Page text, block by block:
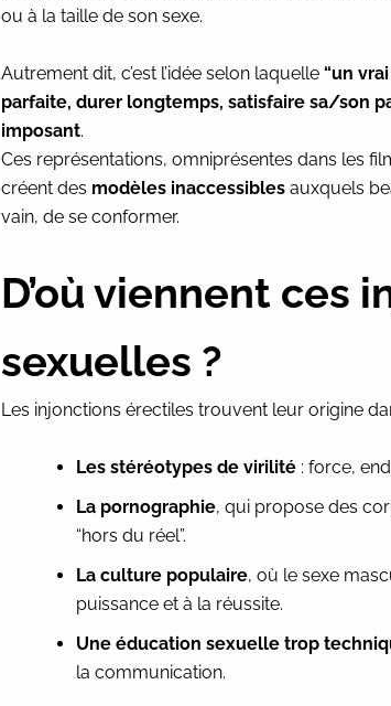
ou à la taille de son sexe.
Autrement dit, c’est l’idée selon laquelle “un
parfaite, durer longtemps, satisfaire sa/son
imposant.
Ces représentations, omniprésentes dans les
créent des modèles inaccessibles auxquels
vain, de se conformer.
D’où viennent ces
sexuelles ?
Les injonctions érectiles trouvent leur origine
Les stéréotypes de virilité : force,
La pornographie, qui propose des
“hors du réel”.
La culture populaire, où le sexe
puissance et à la réussite.
Une éducation sexuelle trop
la communication.